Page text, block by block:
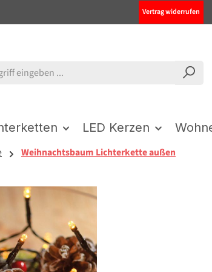
Vertrag widerrufen
LED Kerzen
Weihnachtsbaum Lichterkette außen